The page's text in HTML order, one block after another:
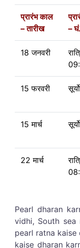
प्रारंभ काल
– तारीख
–
18 जनवरी
15 फरवरी
15 मार्च
22 मार्च
Pearl dharan
vidhi, South
pearl ratna kaise
kaise dharan